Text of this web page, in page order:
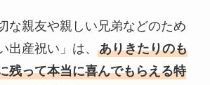
な親友や親しい兄弟などのため
出産祝い」は、 ありきたりのも
残って本当に喜んでもらえる特